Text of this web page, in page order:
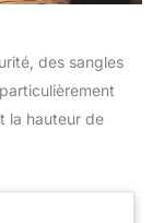
des sangles
la hauteur de